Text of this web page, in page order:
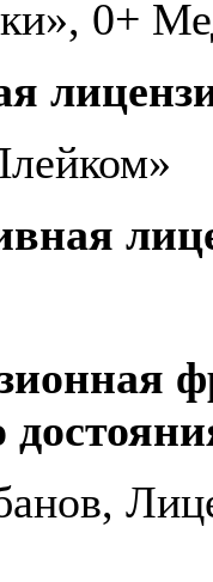
0+